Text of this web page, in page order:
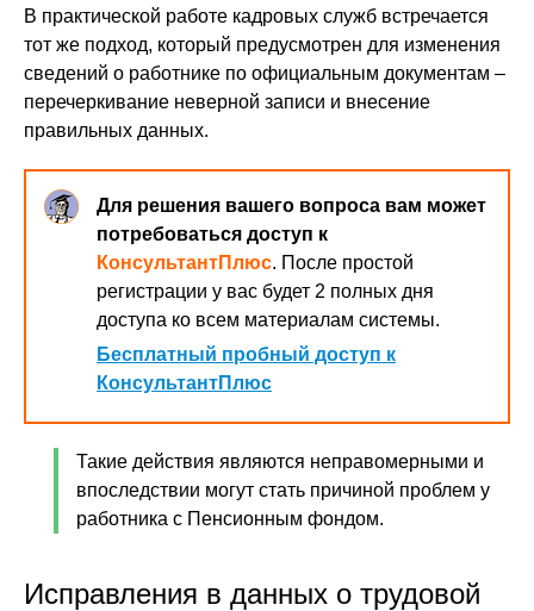
В практической работе кадровых служб встречается
тот же подход, который предусмотрен для изменения
сведений о работнике по официальным документам –
перечеркивание неверной записи и внесение
правильных данных.
Для решения вашего вопроса вам может
потребоваться доступ к
КонсультантПлюс. После простой
регистрации у вас будет 2 полных дня
доступа ко всем материалам системы.
Бесплатный пробный доступ к
КонсультантПлюс
Такие действия являются неправомерными и
впоследствии могут стать причиной проблем у
работника с Пенсионным фондом.
Исправления в данных о трудовой